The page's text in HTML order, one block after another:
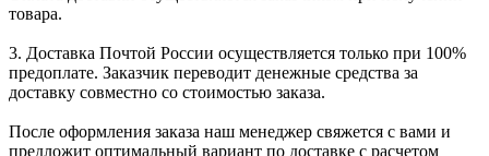
товара.
3. Доставка Почтой России осуществляется только при 100%
предоплате. Заказчик переводит денежные средства за
доставку совместно со стоимостью заказа.
После оформления заказа наш менеджер свяжется с вами и
предложит оптимальный вариант по доставке с расчетом